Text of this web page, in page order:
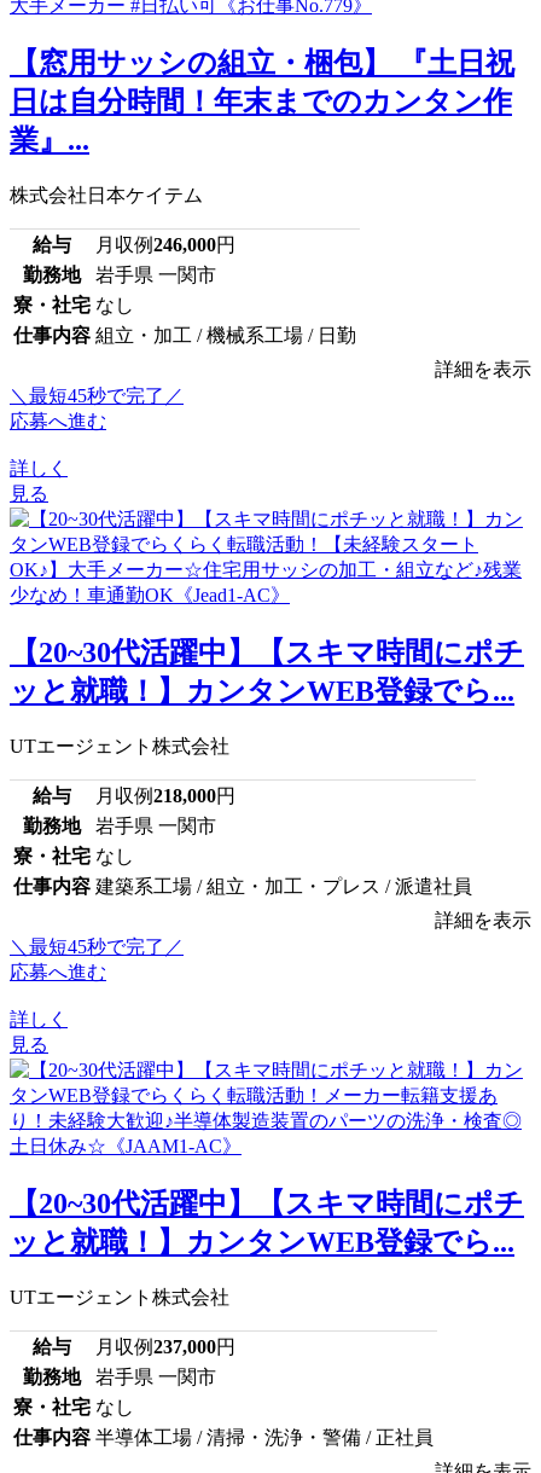
【窓用サッシの組立・梱包】 『土日祝
日は自分時間！年末までのカンタン作
業』...
株式会社日本ケイテム
給与 月収例246,000円
勤務地
岩手県 一関市
寮・社宅 なし
仕事内容 組立・加工 / 機械系工場 / 日勤
詳細を表示
＼最短45秒で完了／
応募へ進む
詳しく
見る
【20~30代活躍中】【スキマ時間にポチ
ッと就職！】カンタンWEB登録でら...
UTエージェント株式会社
給与 月収例218,000円
勤務地
岩手県 一関市
寮・社宅 なし
仕事内容 建築系工場 / 組立・加工・プレス / 派遣社員
詳細を表示
＼最短45秒で完了／
応募へ進む
詳しく
見る
【20~30代活躍中】【スキマ時間にポチ
ッと就職！】カンタンWEB登録でら...
UTエージェント株式会社
給与 月収例237,000円
勤務地
岩手県 一関市
寮・社宅 なし
仕事内容 半導体工場 / 清掃・洗浄・警備 / 正社員